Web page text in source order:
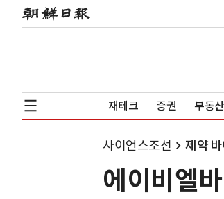
재테크 증권 부동산
사이언스조선 제약
에이비엘